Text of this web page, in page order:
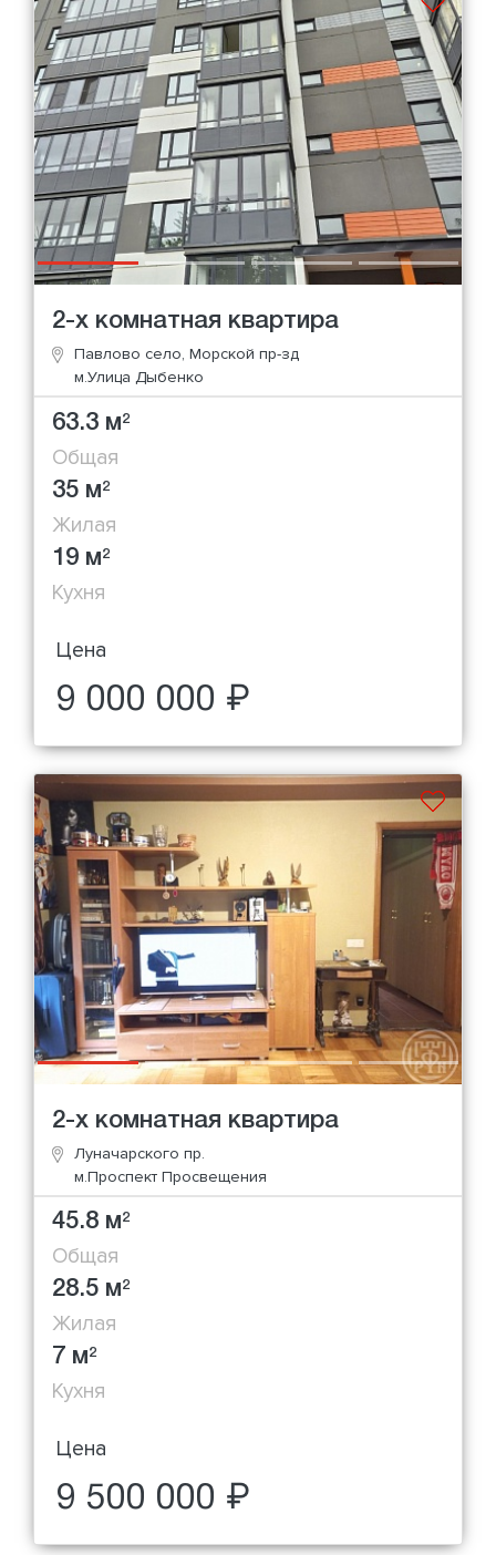
2-х комнатная квартира
Павлово село, Морской пр-зд
м.Улица Дыбенко
63.3 м2
Общая
35 м2
Жилая
19 м2
Кухня
Цена
9 000 000 ₽
2-х комнатная квартира
Луначарского пр.
м.Проспект Просвещения
45.8 м2
Общая
28.5 м2
Жилая
7 м2
Кухня
Цена
9 500 000 ₽